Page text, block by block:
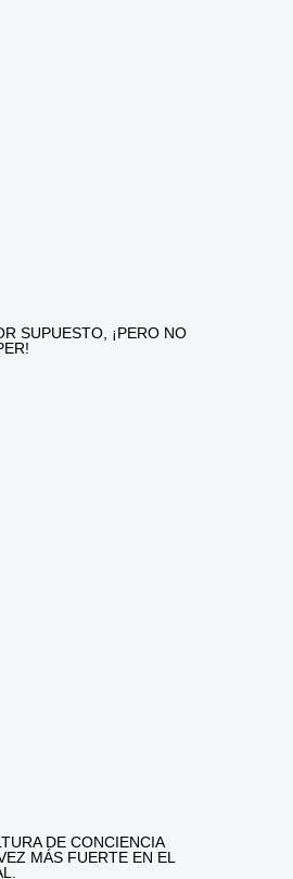
SUPUESTO, ¡PERO NO
DE CONCIENCIA
MÁS FUERTE EN EL